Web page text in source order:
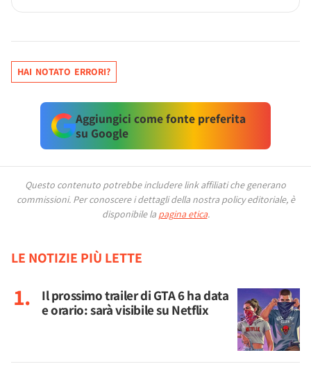
HAI NOTATO ERRORI?
Aggiungici come fonte preferita
su Google
Questo contenuto potrebbe includere link affiliati che generano
commissioni. Per conoscere i dettagli della nostra policy editoriale, è
disponibile la pagina etica.
LE NOTIZIE PIÙ LETTE
Il prossimo trailer di GTA 6 ha data
e orario: sarà visibile su Netflix